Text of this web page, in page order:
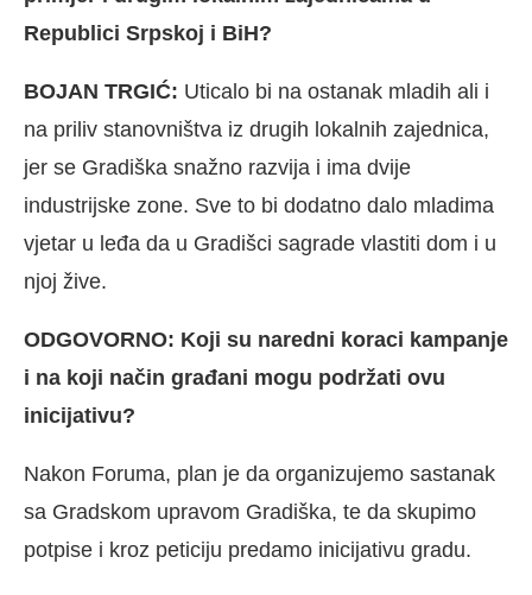
Republici Srpskoj i BiH?
BOJAN TRGIĆ: Uticalo bi na ostanak mladih ali i
na priliv stanovništva iz drugih lokalnih zajednica,
jer se Gradiška snažno razvija i ima dvije
industrijske zone. Sve to bi dodatno dalo mladima
vjetar u leđa da u Gradišci sagrade vlastiti dom i u
njoj žive.
ODGOVORNO: Koji su naredni koraci kampanje
i na koji način građani mogu podržati ovu
inicijativu?
Nakon Foruma, plan je da organizujemo sastanak
sa Gradskom upravom Gradiška, te da skupimo
potpise i kroz peticiju predamo inicijativu gradu.